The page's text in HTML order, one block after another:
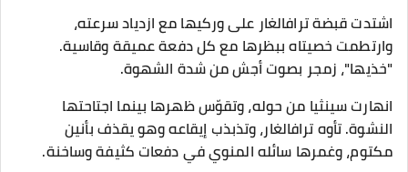
اشتدت قبضة ترافالغار على وركيها مع ازدياد سرعته،
وارتطمت خصيتاه ببظرها مع كل دفعة عميقة وقاسية.
"خذيها"، زمجر بصوت أجش من شدة الشهوة.
انهارت سينثيا من حوله، وتقوّس ظهرها بينما اجتاحتها
النشوة. تأوه ترافالغار، وتذبذب إيقاعه وهو يقذف بأنين
مكتوم، وغمرها سائله المنوي في دفعات كثيفة وساخنة.